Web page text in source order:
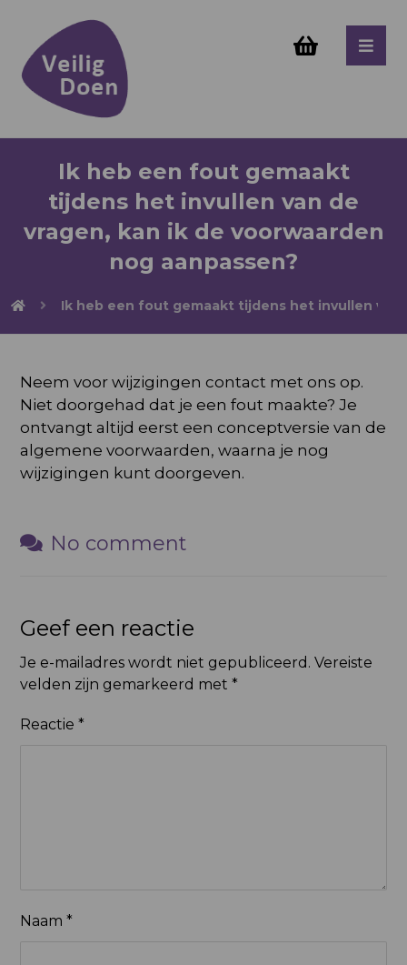
Ik heb een fout gemaakt
tijdens het invullen van de
vragen, kan ik de voorwaarden
nog aanpassen?
Ik heb een fout gemaakt tijdens het invullen van
Neem voor wijzigingen contact met ons op.
Niet doorgehad dat je een fout maakte? Je
ontvangt altijd eerst een conceptversie van de
algemene voorwaarden, waarna je nog
wijzigingen kunt doorgeven.
No comment
Geef een reactie
Je e-mailadres wordt niet gepubliceerd. Vereiste
velden zijn gemarkeerd met*
Reactie*
Naam*